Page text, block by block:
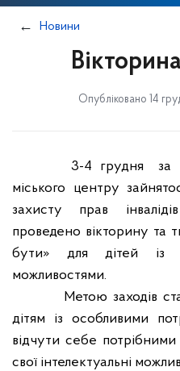
Новини
Опубліковано 14
3-4 грудня
за
міського центру
захисту прав
проведено вікторину та
бути»
для дітей із
можливостями.
Метою заходів
дітям із особливими
відчути себе
свої інтелектуальні